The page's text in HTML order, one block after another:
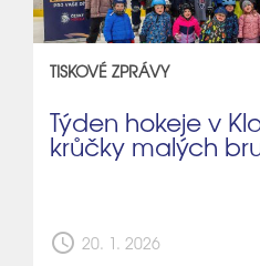
TISKOVÉ ZPRÁVY
Týden hokeje v
krůčky malých
schedule 20. 1. 2026